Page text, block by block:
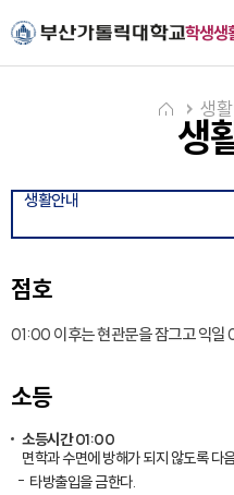
학생생
생
생
생활안내
점호
01:00 이후는 현관문을 잠그고 익일
소등
소등시간 01:00
면학과 수면에 방해가 되지 않도록 다
타방출입을 금한다.